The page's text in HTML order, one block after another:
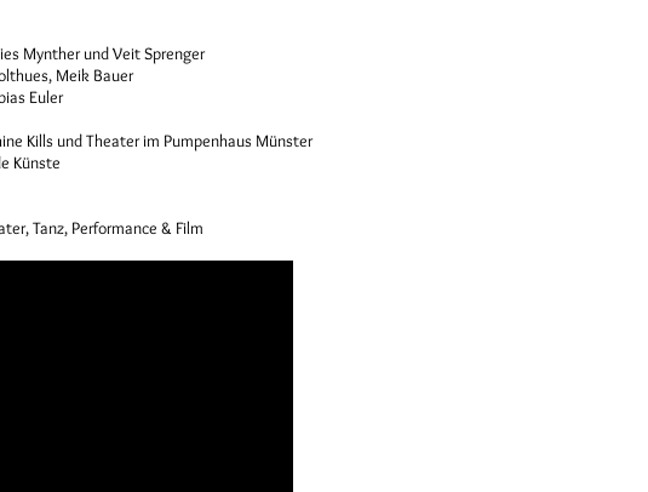
Mynther und Veit Sprenger
Meik Bauer
Euler
Kills und Theater im Pumpenhaus Münster
Künste
Tanz, Performance & Film